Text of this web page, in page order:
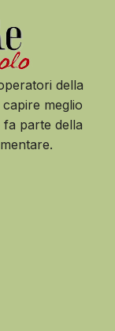
della
meglio
parte della